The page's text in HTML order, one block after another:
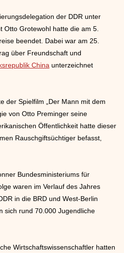
der DDR unter
Otto Grotewohl hatte die am 5.
beendet. Dabei war am 25.
über Freundschaft und
China unterzeichnet
der Spielfilm „Der Mann mit dem
von Otto Preminger seine
Öffentlichkeit hatte dieser
Rauschgiftsüchtiger befasst,
Bundesministeriums für
waren im Verlauf des Jahres
in die BRD und West-Berlin
sich rund 70.000 Jugendliche
Wirtschaftswissenschaftler hatten